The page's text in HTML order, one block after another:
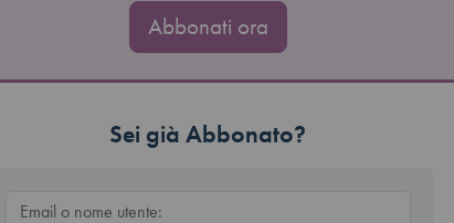
Abbonati ora
Sei già Abbonato?